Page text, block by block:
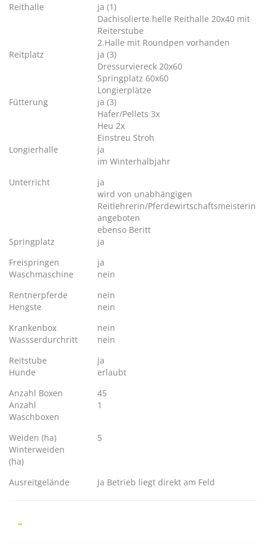
Reithalle
ja (1)
Dachisolierte helle Reithalle 20x40 mit
Reiterstube
2.Halle mit Roundpen vorhanden
Reitplatz
ja (3)
Dressurviereck 20x60
Springplatz 60x60
Longierplätze
Fütterung
ja (3)
Hafer/Pellets 3x
Heu 2x
Einstreu Stroh
Longierhalle
ja
im Winterhalbjahr
Unterricht
ja
wird von unabhängigen
Reitlehrerin/Pferdewirtschaftsmeisterin
angeboten
ebenso Beritt
Springplatz
ja
Freispringen
ja
Waschmaschine
nein
Rentnerpferde
nein
Hengste
nein
Krankenbox
nein
Wassserdurchritt
nein
Reitstube
ja
Hunde
erlaubt
Anzahl Boxen
45
Anzahl
Waschboxen
1
Weiden (ha)
5
Winterweiden
(ha)
Ausreitgelände
Ja Betrieb liegt direkt am Feld
-